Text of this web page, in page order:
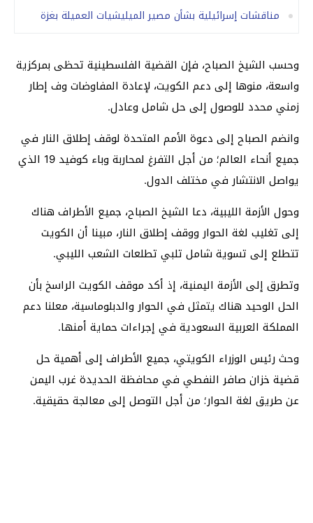
مناقشات إسرائيلية بشأن مصير الميليشيات العميلة بغزة
وحسب الشيخ الصباح، فإن القضية الفلسطينية تحظى بمركزية
واسعة، منوها إلى دعم الكويت، لإعادة المفاوضات وف إطار
زمني محدد للوصول إلى حل شامل وعادل.
وانضم الصباح إلى دعوة الأمم المتحدة لوقف إطلاق النار في
جميع أنحاء العالم؛ من أجل التفرغ لمحاربة وباء كوفيد 19 الذي
يواصل الانتشار في مختلف الدول.
وحول الأزمة الليبية، دعا الشيخ الصباح، جميع الأطراف هناك
إلى تغليب لغة الحوار ووقف إطلاق النار، مبينا أن الكويت
تتطلع إلى تسوية شامل تلبي تطلعات الشعب الليبي.
وتطرق إلى الأزمة اليمنية، إذ أكد موقف الكويت الراسخ بأن
الحل الوحيد هناك يتمثل في الحوار والدبلوماسية، معلنا دعم
المملكة العربية السعودية في إجراءات حماية أمنها.
وحث رئيس الوزراء الكويتي، جميع الأطراف إلى أهمية حل
قضية خزان صافر النفطي في محافظة الحديدة غرب اليمن
عن طريق لغة الحوار؛ من أجل التوصل إلى معالجة حقيقية.